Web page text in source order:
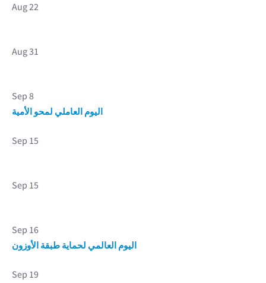
Aug 22
Aug 31
Sep 8
اليوم العاملي لمحو الأمية
Sep 15
Sep 15
Sep 16
اليوم العالمي لحماية طبقة الأوزون
Sep 19